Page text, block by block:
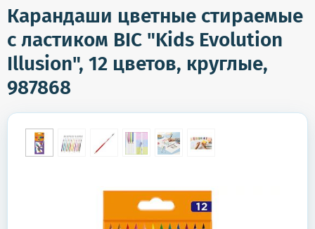
Карандаши цветные стираемые
с ластиком BIC "Kids Evolution
Illusion", 12 цветов, круглые,
987868